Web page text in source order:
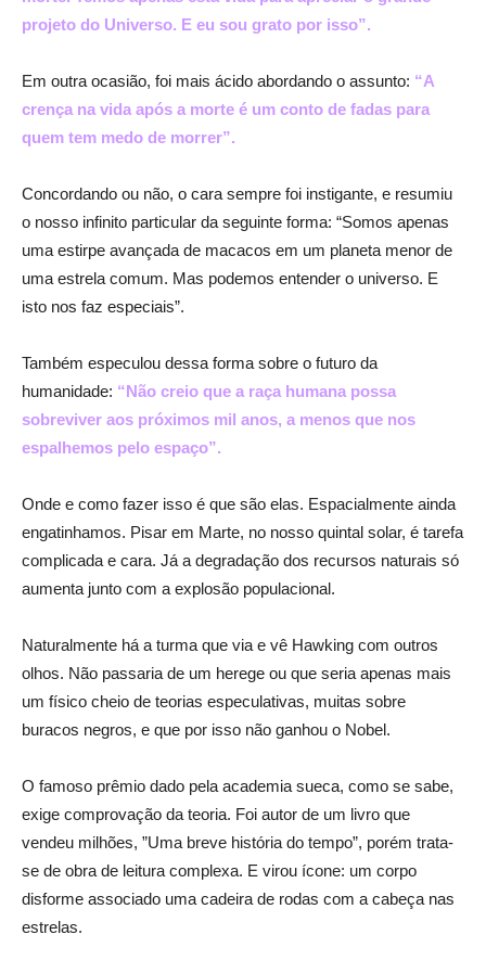
projeto do Universo. E eu sou grato por isso”.
Em outra ocasião, foi mais ácido abordando o assunto: “A
crença na vida após a morte é um conto de fadas para
quem tem medo de morrer”.
Concordando ou não, o cara sempre foi instigante, e resumiu
o nosso infinito particular da seguinte forma: “Somos apenas
uma estirpe avançada de macacos em um planeta menor de
uma estrela comum. Mas podemos entender o universo. E
isto nos faz especiais”.
Também especulou dessa forma sobre o futuro da
humanidade: “Não creio que a raça humana possa
sobreviver aos próximos mil anos, a menos que nos
espalhemos pelo espaço”.
Onde e como fazer isso é que são elas. Espacialmente ainda
engatinhamos. Pisar em Marte, no nosso quintal solar, é tarefa
complicada e cara. Já a degradação dos recursos naturais só
aumenta junto com a explosão populacional.
Naturalmente há a turma que via e vê Hawking com outros
olhos. Não passaria de um herege ou que seria apenas mais
um físico cheio de teorias especulativas, muitas sobre
buracos negros, e que por isso não ganhou o Nobel.
O famoso prêmio dado pela academia sueca, como se sabe,
exige comprovação da teoria. Foi autor de um livro que
vendeu milhões, ”Uma breve história do tempo”, porém trata-
se de obra de leitura complexa. E virou ícone: um corpo
disforme associado uma cadeira de rodas com a cabeça nas
estrelas.